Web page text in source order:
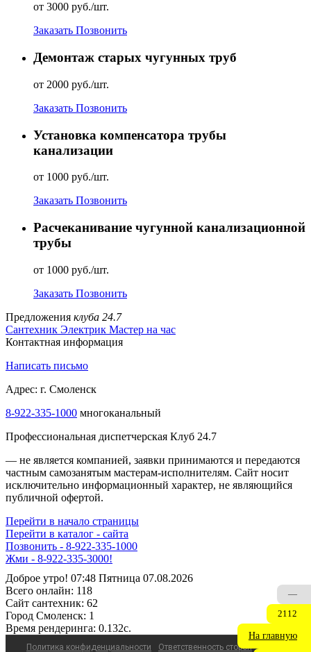
от 3000 руб./шт.
Заказать Позвонить
Демонтаж старых чугунных труб
от 2000 руб./шт.
Заказать Позвонить
Установка компенсатора трубы
канализации
от 1000 руб./шт.
Заказать Позвонить
Расчеканивание чугунной канализационной
трубы
от 1000 руб./шт.
Заказать Позвонить
Предложения клуба 24.7
Сантехник Электрик Мастер на час
Контактная информация
Написать письмо
Адрес: г. Смоленск
8-922-335-2000 многоканальный
Профессиональная диспетчерская Клуб 24.7
— не является компанией, заявки принимаются и передаются
частным самозанятым мастерам‑исполнителям. Сайт носит
исключительно информационный характер, не являющийся
публичной офертой.
Перейти в начало страницы
Перейти в каталог - сайта
Позвонить - 8-922-335-1000
ДИСПЕТЧЕР НА СВЯЗИ - 8-922-335-1000
Доброе утро! 07:48 Пятница 07.08.2026
Всего онлайн: 118
Сайт cантехник: 62
Город Смоленск: 1
Время рендеринга: 0.132c.
Политика конфиденциальности Ответственность сторон
—
2112
На главную